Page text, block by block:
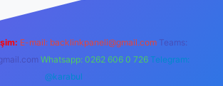
E-mail: backlinkpaneli@gmail.com Teams:
Whatsapp: 0262 606 0 726 Telegram:
@karabul